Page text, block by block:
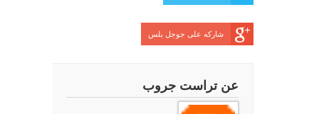
شاركه على جوجل بلس
عن تراست جروب